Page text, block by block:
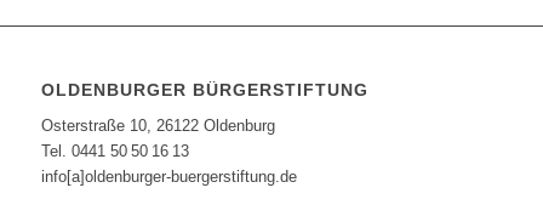
OLDENBURGER BÜRGERSTIFTUNG
Osterstraße 10, 26122 Oldenburg
Tel. 0441 50 50 16 13
info[a]oldenburger-buergerstiftung.de